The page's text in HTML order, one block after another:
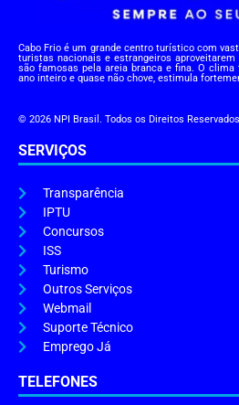
Cabo Frio é um grande centro turístico com
turistas nacionais e estrangeiros
são famosas pela areia branca e fina. O
ano inteiro e quase não chove, estimula
© 2026 NPI Brasil. Todos os Direitos
SERVIÇOS
Transparência
IPTU
Concursos
ISS
Turismo
Outros Serviços
Webmail
Suporte Técnico
Emprego Já
TELEFONES